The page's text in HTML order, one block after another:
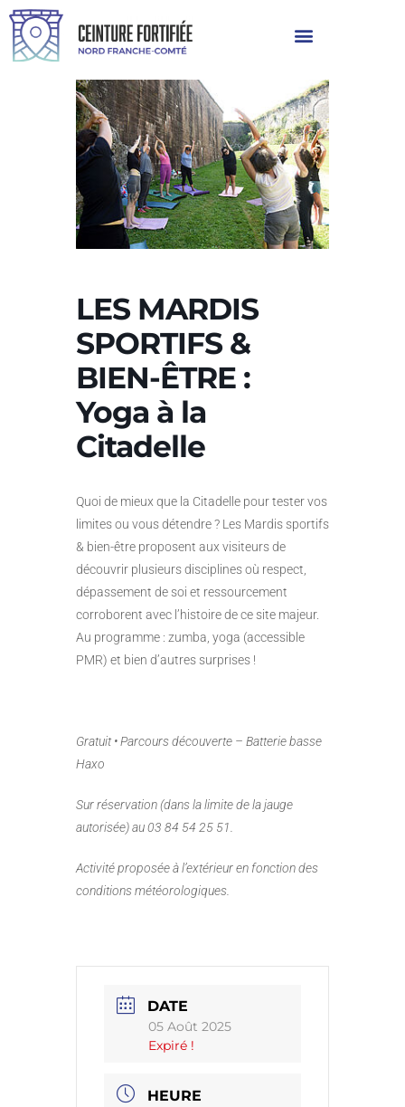
LES MARDIS
SPORTIFS &
BIEN-ÊTRE :
Yoga à la
Citadelle
Quoi de mieux que la Citadelle pour tester vos
limites ou vous détendre ? Les Mardis sportifs
& bien-être proposent aux visiteurs de
découvrir plusieurs disciplines où respect,
dépassement de soi et ressourcement
corroborent avec l’histoire de ce site majeur.
Au programme : zumba, yoga (accessible
PMR) et bien d’autres surprises !
Gratuit • Parcours découverte – Batterie basse
Haxo
Sur réservation (dans la limite de la jauge
autorisée) au 03 84 54 25 51.
Activité proposée à l’extérieur en fonction des
conditions météorologiques.
DATE
05 Août 2025
Expiré !
HEURE